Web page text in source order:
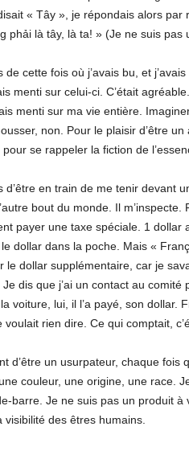
« Tây », je répondais alors par
phải là tây, là ta! » (Je ne suis pas
de cette fois où j’avais bu, et
menti sur celui-ci. C’était
menti sur ma vie entière.
non. Pour le plaisir d’être un
se rappeler la fiction de
d’être en train de me tenir devant
bout du monde. Il
payer une taxe spéciale. 1 dollar
dollar dans la poche. Mais «
le dollar supplémentaire, car je
dis que j’ai un contact au
voiture, lui, il l’a payé, son dollar.
voulait rien dire. Ce qui comptait,
d’être un usurpateur, chaque
couleur, une origine, une race.
barre. Je ne suis pas un produit
visibilité des êtres humains.